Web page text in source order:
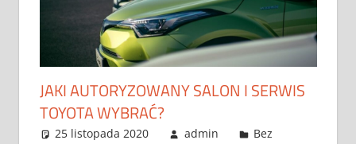
JAKI AUTORYZOWANY SALON I SERWIS
TOYOTA WYBRAĆ?
25 listopada 2020 admin
Bez